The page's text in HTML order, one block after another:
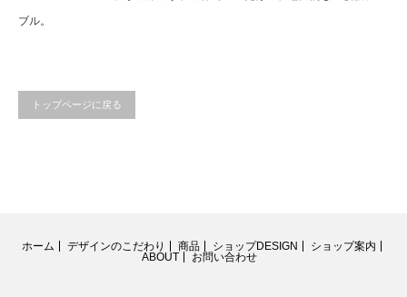
ブル。
トップページに戻る
ホーム デザインのこだわり 商品 ショップDESIGN
ショップ案内
ABOUT
お問い合わせ